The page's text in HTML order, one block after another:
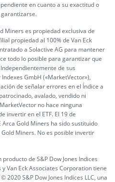
en cuanto a su exactitud o
Miners es propiedad exclusiva de
propiedad al 100% de Van Eck
a Solactive AG para mantener
todo lo posible para garantizar que
de sus
GmbH («MarketVector»),
de señalar errores en el Índice a
avalado, vendido ni
no hace ninguna
invertir en el ETF. El 19 de
Arca Gold Miners ha sido sustituido
Miners. No es posible invertir
de S&P Dow Jones Indices
Van Eck Associates Corporation tiene
2020 S&P Dow Jones Indices LLC, una